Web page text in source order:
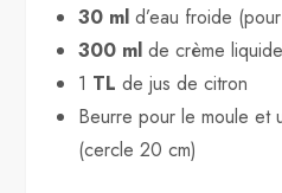
30 ml d’eau froide
300 ml de crème
1 TL de jus de citron
Beurre pour le moule et
(cercle 20 cm)